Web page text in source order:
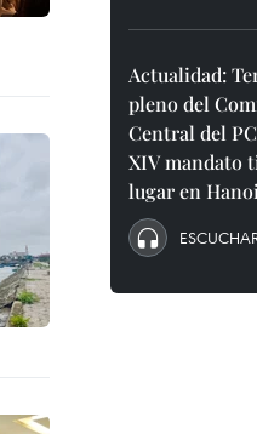
Actualidad:
pleno del
Central del
XIV mandato
lugar en Hanoi